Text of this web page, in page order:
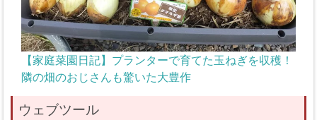
【家庭菜園日記】プランターで育てた玉ねぎを収穫！
隣の畑のおじさんも驚いた大豊作
ウェブツール